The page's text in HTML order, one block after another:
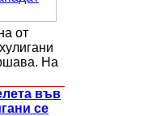
от
На
във
се